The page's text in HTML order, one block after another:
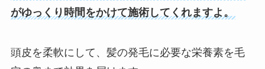
がゆっくり時間をかけて施術してくれますよ。
頭皮を柔軟にして、髪の発毛に必要な栄養素を毛